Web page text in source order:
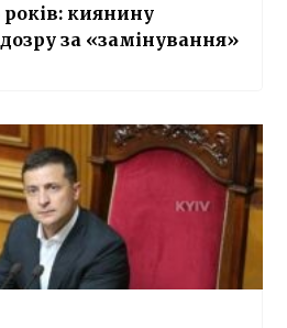
киянину
за «замінування»